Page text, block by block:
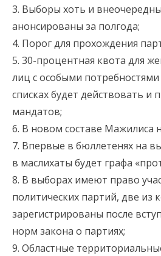
3. Выборы хоть и
анонсированы за полгода;
4. Порог для прохождения
5. 30-процентная квота для
лиц с особыми
списках будет действовать и
мандатов;
6. В новом составе Мажилиса
7. Впервые в бюллетенях на
в маслихаты будет графа
8. В выборах имеют право
политических партий, две из
зарегистрированы после
норм закона о партиях;
9. Областные